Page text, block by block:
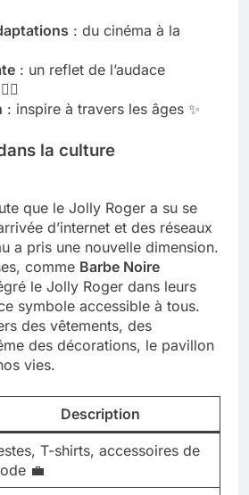
: du cinéma à la
: un reflet de l’audace
: inspire à travers les âges ✨
la culture
que le Jolly Roger a su se
d’internet et des réseaux
a pris une nouvelle dimension.
comme Barbe Noire
le Jolly Roger dans leurs
symbole accessible à tous.
des vêtements, des
des décorations, le pavillon
vies.
Description
T-shirts, accessoires de
💼